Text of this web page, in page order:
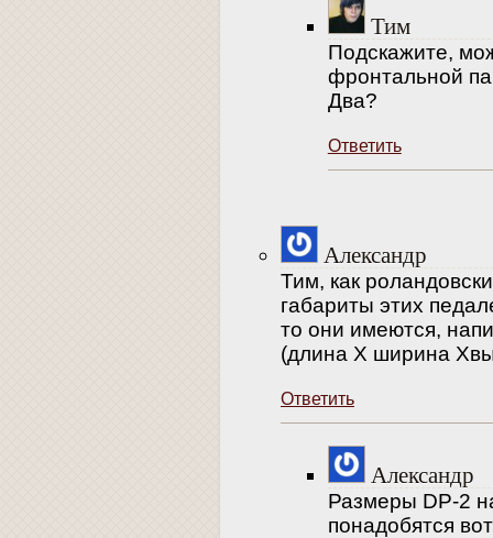
Тим
Подскажите,
фронтальной
Два?
Ответить
Александр
Тим, как
габариты этих
то они имеются,
(длина Х ширина
Ответить
Александр
Размеры DP-2
понадобятся